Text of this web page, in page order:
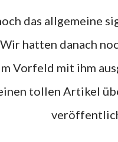
hatten danach
tollen Artikel